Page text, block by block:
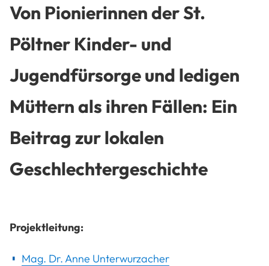
Von Pionierinnen der St.
Pöltner Kinder- und
Jugendfürsorge und ledigen
Müttern als ihren Fällen: Ein
Beitrag zur lokalen
Geschlechtergeschichte
Projektleitung:
Mag. Dr. Anne Unterwurzacher